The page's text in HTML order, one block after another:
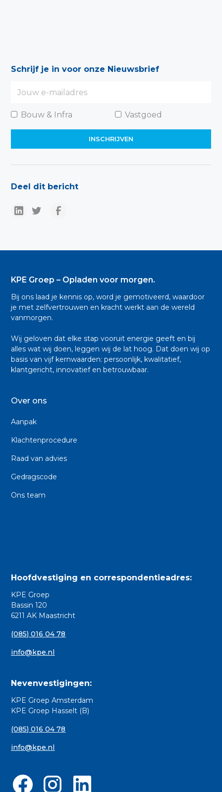
Schrijf je in voor onze Nieuwsbrief
Bouw & Infra Vastgoed
Deel dit bericht
KPE Groep – Opladen voor morgen.
Bij ons laad je kennis op, word je gemotiveerd, waardoor
je met zelfvertrouwen en kracht werkt aan de wereld
vanmorgen.
Wij geloven dat elke stap vooruit energie geeft en bij
alles wat wij doen, leggen wij de lat hoog. Dat doen wij op
basis van vijf kernwaarden: persoonlijk, kwalitatief,
klantgericht, innovatief en betrouwbaar.
Over ons
Aanpak
Klachtenprocedure
Raad van advies
Gedragscode
Ons team
Hoofdvestiging en correspondentieadres:
KPE Groep
Bassin 120
6211 AK Maastricht
(085) 016 04 78
info@kpe.nl
Nevenvestigingen:
KPE Groep Amsterdam
KPE Groep Hasselt (B)
(085) 016 04 78
info@kpe.nl